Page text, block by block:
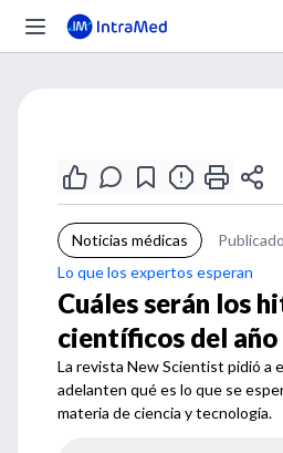
Noticias médicas
Lo que los expertos esperan
Cuáles serán los
científicos del año
La revista New Scientist pidió a
adelanten qué es lo que se
materia de ciencia y tecnología.